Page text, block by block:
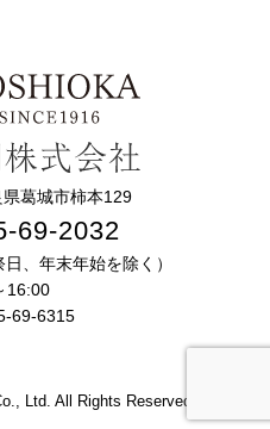
葛城市柿本129
69-2032
、年末年始を除く）
16:00
69-6315
Ltd. All Rights Reserved.